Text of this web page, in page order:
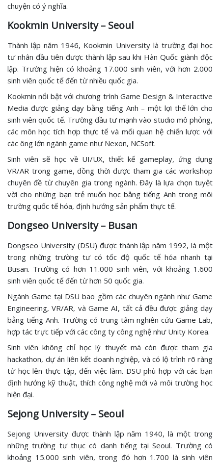
chuyện có ý nghĩa.
Kookmin University – Seoul
Thành lập năm 1946, Kookmin University là trường đại học
tư nhân đầu tiên được thành lập sau khi Hàn Quốc giành độc
lập. Trường hiện có khoảng 17.000 sinh viên, với hơn 2.000
sinh viên quốc tế đến từ nhiều quốc gia.
Kookmin nổi bật với chương trình Game Design & Interactive
Media được giảng dạy bằng tiếng Anh – một lợi thế lớn cho
sinh viên quốc tế. Trường đầu tư mạnh vào studio mô phỏng,
các môn học tích hợp thực tế và mối quan hệ chiến lược với
các ông lớn ngành game như Nexon, NCSoft.
Sinh viên sẽ học về UI/UX, thiết kế gameplay, ứng dụng
VR/AR trong game, đồng thời được tham gia các workshop
chuyên đề từ chuyên gia trong ngành. Đây là lựa chọn tuyệt
vời cho những bạn trẻ muốn học bằng tiếng Anh trong môi
trường quốc tế hóa, định hướng sản phẩm thực tế.
Dongseo University – Busan
Dongseo University (DSU) được thành lập năm 1992, là một
trong những trường tư có tốc độ quốc tế hóa nhanh tại
Busan. Trường có hơn 11.000 sinh viên, với khoảng 1.600
sinh viên quốc tế đến từ hơn 50 quốc gia.
Ngành Game tại DSU bao gồm các chuyên ngành như Game
Engineering, VR/AR, và Game AI, tất cả đều được giảng dạy
bằng tiếng Anh. Trường có trung tâm nghiên cứu Game Lab,
hợp tác trực tiếp với các công ty công nghệ như Unity Korea.
Sinh viên không chỉ học lý thuyết mà còn được tham gia
hackathon, dự án liên kết doanh nghiệp, và có lộ trình rõ ràng
từ học lên thực tập, đến việc làm. DSU phù hợp với các bạn
định hướng kỹ thuật, thích công nghệ mới và môi trường học
hiện đại.
Sejong University – Seoul
Sejong University được thành lập năm 1940, là một trong
những trường tư thục có danh tiếng tại Seoul. Trường có
khoảng 15.000 sinh viên, trong đó hơn 1.700 là sinh viên